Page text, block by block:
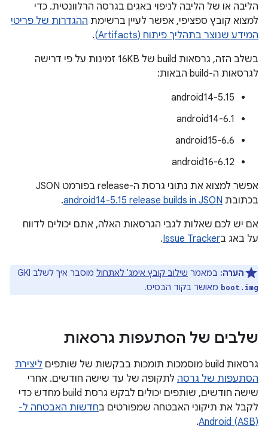
הליבה או של הליבה לניפוי באגים בגרסה הרלוונטית. כדי
למצוא קובץ ספציפי, אפשר לעיין ברשימת ההגדרות של פריטי
המידע שנוצר בתהליך פיתוח (Artifacts)
.
בשלב הזה, גרסאות build של 16KB זמינות על פי דרישה
לגרסאות ה-build הבאות:
android14-5.15
android14-6.1
android15-6.6
android16-6.12
אפשר למצוא את נתוני גרסת ה-release בפורמט JSON
בכתובת android14-5.15 release builds in JSON
.
אם יש לכם שאלות לגבי הגרסאות האלה, אתם יכולים לדווח
על באג בIssue Tracker
.
הערה: במאמר שילוב קובץ אימג' לאתחול מוסבר איך לשלב GKI
boot.img מאושר בקוד הבסיס.
שלבים של הסתעפות גרסאות
גרסאות build מוסמכות תומכות בבקשות של שותפים
ליצירת
הסתעפות של גרסה לתקופה של עד שישה חודשים. אחרי
שישה חודשים, שותפים יכולים לבקש גרסת build מחדש כדי
לקבל את תיקוני האבטחה שמפורטים בחדשות האבטחה ל-
Android (ASB)
.